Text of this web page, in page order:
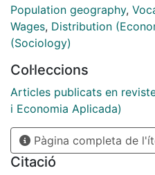
in line with the 'learning'
workers the wage growth
'coordination' hypothesis,
firms.
Population geography,
Wages, Distribution
(Sociology)
Col·leccions
Articles publicats en
i Economia Aplicada)
Pàgina completa de
Citació